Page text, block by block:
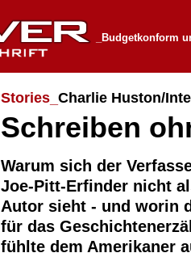
_Budgetkonform
Stories_ Charlie Huston/
Schreiben
Warum sich der
Joe-Pitt-Erfinder nicht
Autor sieht - und worin
für das
fühlte dem